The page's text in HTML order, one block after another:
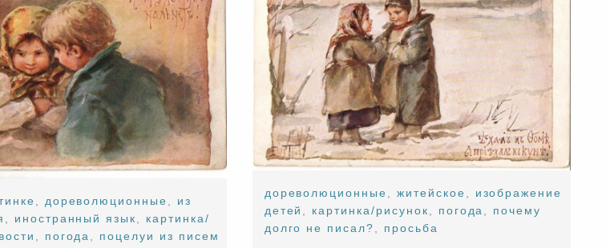
дореволюционные
из
иностранный язык
картинка/
погода поцелуи из писем
дореволюционные житейское
изображение
детей
картинка/рисунок погода
почему
долго не писал?
просьба